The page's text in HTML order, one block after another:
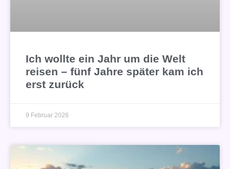
Ich wollte ein Jahr um die Welt
reisen – fünf Jahre später kam ich
erst zurück
9 Februar 2026